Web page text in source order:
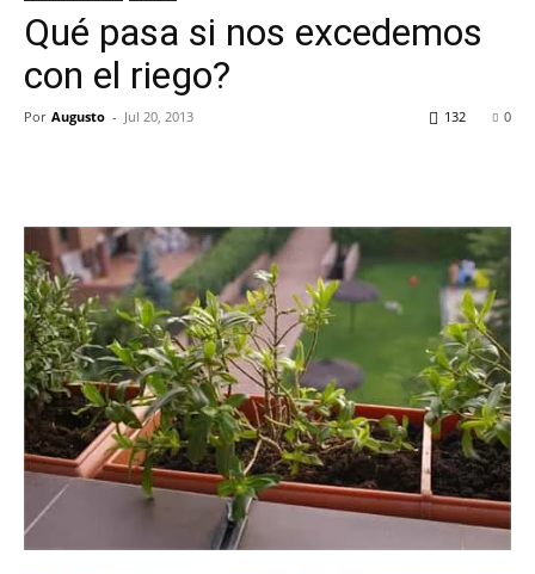
Qué pasa si nos excedemos
con el riego?
Por Augusto - Jul 20, 2013 0
132